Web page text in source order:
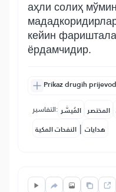
аҳли солиҳ
кейин
ёрдамчидир.
Prikaz drugih
التفاسير: المُيسَّر المختصر
النفحات المكية | هدايات